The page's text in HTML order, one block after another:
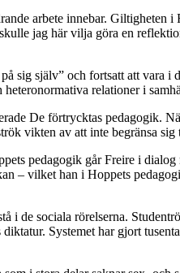
arbete innebar.
jag här vilja göra en
sig själv” och fortsatt att vara i
relationer i
De förtrycktas pedagogik.
vikten av att inte begränsa
pedagogik går Freire i
– vilket han i Hoppets
de sociala rörelserna.
Systemet har gjort